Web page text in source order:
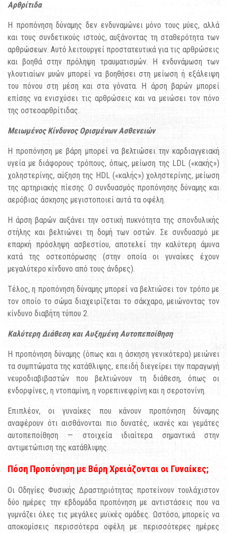
Αρθρίτιδα
Η προπόνηση δύναμης δεν ενδυναμώνει μόνο τους μύες, αλλά
και τους συνδετικούς ιστούς, αυξάνοντας τη σταθερότητα των
αρθρώσεων. Αυτό λειτουργεί προστατευτικά για τις αρθρώσεις
και βοηθά στην πρόληψη τραυματισμών. Η ενδυνάμωση των
γλουτιαίων μυών μπορεί να βοηθήσει στη μείωση ή εξάλειψη
του πόνου στη μέση και στα γόνατα. Η άρση βαρών μπορεί
επίσης να ενισχύσει τις αρθρώσεις και να μειώσει τον πόνο
της οστεοαρθρίτιδας.
Μειωμένος Κίνδυνος Ορισμένων Ασθενειών
Η προπόνηση με βάρη μπορεί να βελτιώσει την καρδιαγγειακή
υγεία με διάφορους τρόπους, όπως, μείωση της LDL («κακής»)
χοληστερίνης, αύξηση της HDL («καλής») χοληστερίνης, μείωση
της αρτηριακής πίεσης. Ο συνδυασμός προπόνησης δύναμης και
αερόβιας άσκησης μεγιστοποιεί αυτά τα οφέλη.
Η άρση βαρών αυξάνει την οστική πυκνότητα της σπονδυλικής
στήλης και βελτιώνει τη δομή των οστών. Σε συνδυασμό με
επαρκή πρόσληψη ασβεστίου, αποτελεί την καλύτερη άμυνα
κατά της οστεοπόρωσης (στην οποία οι γυναίκες έχουν
μεγαλύτερο κίνδυνο από τους άνδρες).
Τέλος, η προπόνηση δύναμης μπορεί να βελτιώσει τον τρόπο με
τον οποίο το σώμα διαχειρίζεται το σάκχαρο, μειώνοντας τον
κίνδυνο διαβήτη τύπου 2.
Καλύτερη Διάθεση και Αυξημένη Αυτοπεποίθηση
Η προπόνηση δύναμης (όπως και η άσκηση γενικότερα) μειώνει
τα συμπτώματα της κατάθλιψης, επειδή διεγείρει την παραγωγή
νευροδιαβιβαστών που βελτιώνουν τη διάθεση, όπως οι
ενδορφίνες, η ντοπαμίνη, η νορεπινεφρίνη και η σεροτονίνη.
Επιπλέον, οι γυναίκες που κάνουν προπόνηση δύναμης
αναφέρουν ότι αισθάνονται πιο δυνατές, ικανές και γεμάτες
αυτοπεποίθηση — στοιχεία ιδιαίτερα σημαντικά στην
αντιμετώπιση της κατάθλιψης.
Πόση Προπόνηση με Βάρη Χρειάζονται οι Γυναίκες;
Οι Οδηγίες Φυσικής Δραστηριότητας προτείνουν τουλάχιστον
δύο ημέρες την εβδομάδα προπόνηση με αντιστάσεις που να
γυμνάζει όλες τις μεγάλες μυϊκές ομάδες. Ωστόσο, μπορείς να
αποκομίσεις περισσότερα οφέλη με περισσότερες ημέρες